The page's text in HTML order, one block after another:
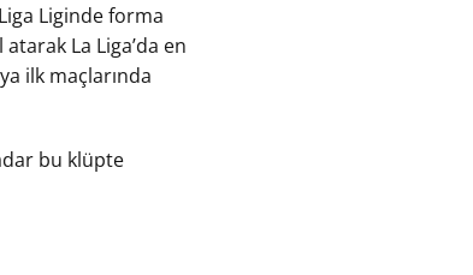
Liginde forma
La Liga’da en
ilk maçlarında
bu klüpte